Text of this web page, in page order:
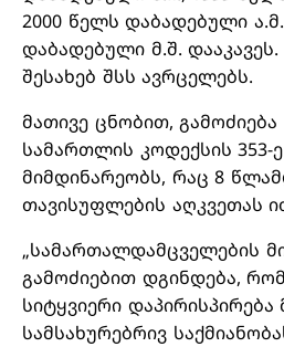
2000 წელს დაბადებული
დაბადებული მ.შ.
შესახებ შსს ავრცელებს.
მათივე ცნობით,
სამართლის კოდექსის 353-
მიმდინარეობს, რაც 8
თავისუფლების აღკვეთას
„სამართალდამცველების
გამოძიებით დგინდება,
სიტყვიერი
სამსახურებრივ